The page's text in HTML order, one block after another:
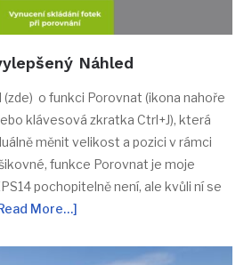
Náhled
(zde) o funkci Porovnat (ikona nahoře
klávesová zkratka Ctrl+J), která
měnit velikost a pozici v rámci
funkce Porovnat je moje
pochopitelně není, ale kvůli ní se
More…]